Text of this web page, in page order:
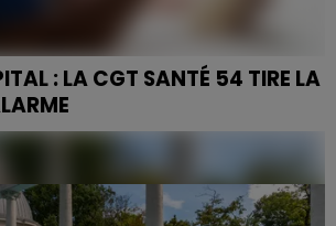
: LA CGT SANTÉ 54 TIRE LA
point d'indice gelé, mutuelle
de la fonction publique
et-Moselle ont rejoint ce